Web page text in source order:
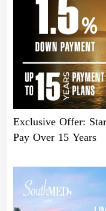
Exclusive Offer:
Pay Over 15 Years